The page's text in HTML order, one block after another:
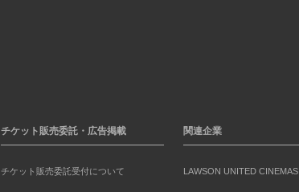
チケット販売委託・広告掲載
チケット販売委託受付について
関連企業
LAWSON UNITED CINEMAS